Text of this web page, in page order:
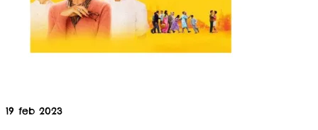
19 feb 2023